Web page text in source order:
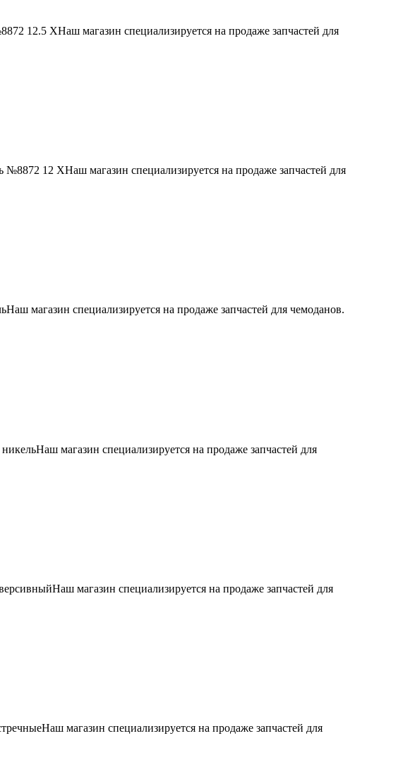
12.5 XНаш магазин специализируется на продаже запчастей для
12 XНаш магазин специализируется на продаже запчастей для
магазин специализируется на продаже запчастей для чемоданов.
магазин специализируется на продаже запчастей для
магазин специализируется на продаже запчастей для
магазин специализируется на продаже запчастей для